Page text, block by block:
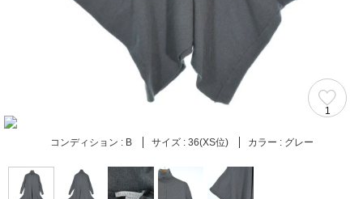
1
コンディション : B サイズ : 36(XS位) カラー : グレー